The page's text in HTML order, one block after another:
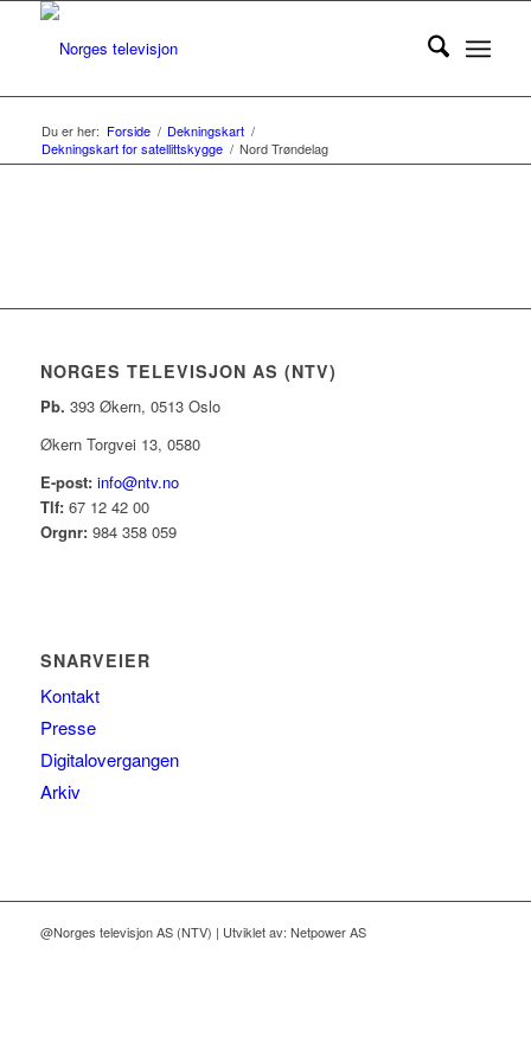
Du er her: Forside / Dekningskart /
Dekningskart for satellittskygge / Nord Trøndelag
NORGES TELEVISJON AS (NTV)
Pb. 393 Økern, 0513 Oslo
Økern Torgvei 13, 0580
E-post: info@ntv.no
Tlf:67 12 42 00
Orgnr:984 358 059
SNARVEIER
Kontakt
Presse
Digitalovergangen
Arkiv
@Norges televisjon AS (NTV) | Utviklet av: Netpower AS